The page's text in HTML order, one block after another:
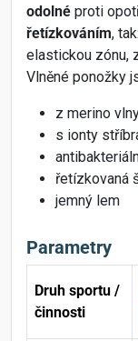
odolné proti
řetízkováním,
elastickou zónu,
Vlněné ponožky
z merino
s ionty
řetízkovaná
jemný lem
Parametry
Druh sportu /
činnosti